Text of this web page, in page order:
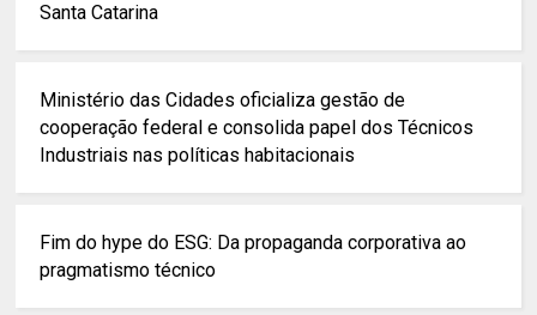
Santa Catarina
Ministério das Cidades oficializa gestão de
cooperação federal e consolida papel dos Técnicos
Industriais nas políticas habitacionais
Fim do hype do ESG: Da propaganda corporativa ao
pragmatismo técnico